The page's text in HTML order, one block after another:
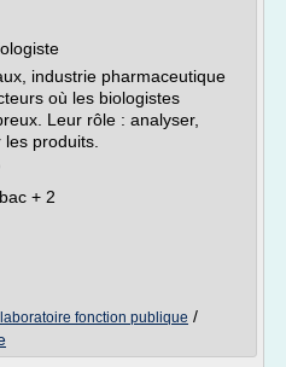
industrie pharmaceutique
où les biologistes
Leur rôle : analyser,
produits.
+ 2
fonction publique /